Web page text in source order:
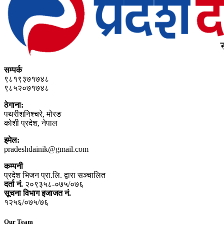
सम्पर्क
९८१९३७१७४८
९८५२०७१७४८
ठेगाना:
पथरीशनिश्‍चरे, मोरङ
कोशी प्रदेश, नेपाल
इमेल:
pradeshdainik@gmail.com
कम्पनी
प्रदेश भिजन प्रा.लि. द्वारा सञ्‍चालित
दर्ता नं. २०९३५८-०७५/०७६
सूचना विभाग इजाजत नं.
१२५६/०७५/७६
Our Team